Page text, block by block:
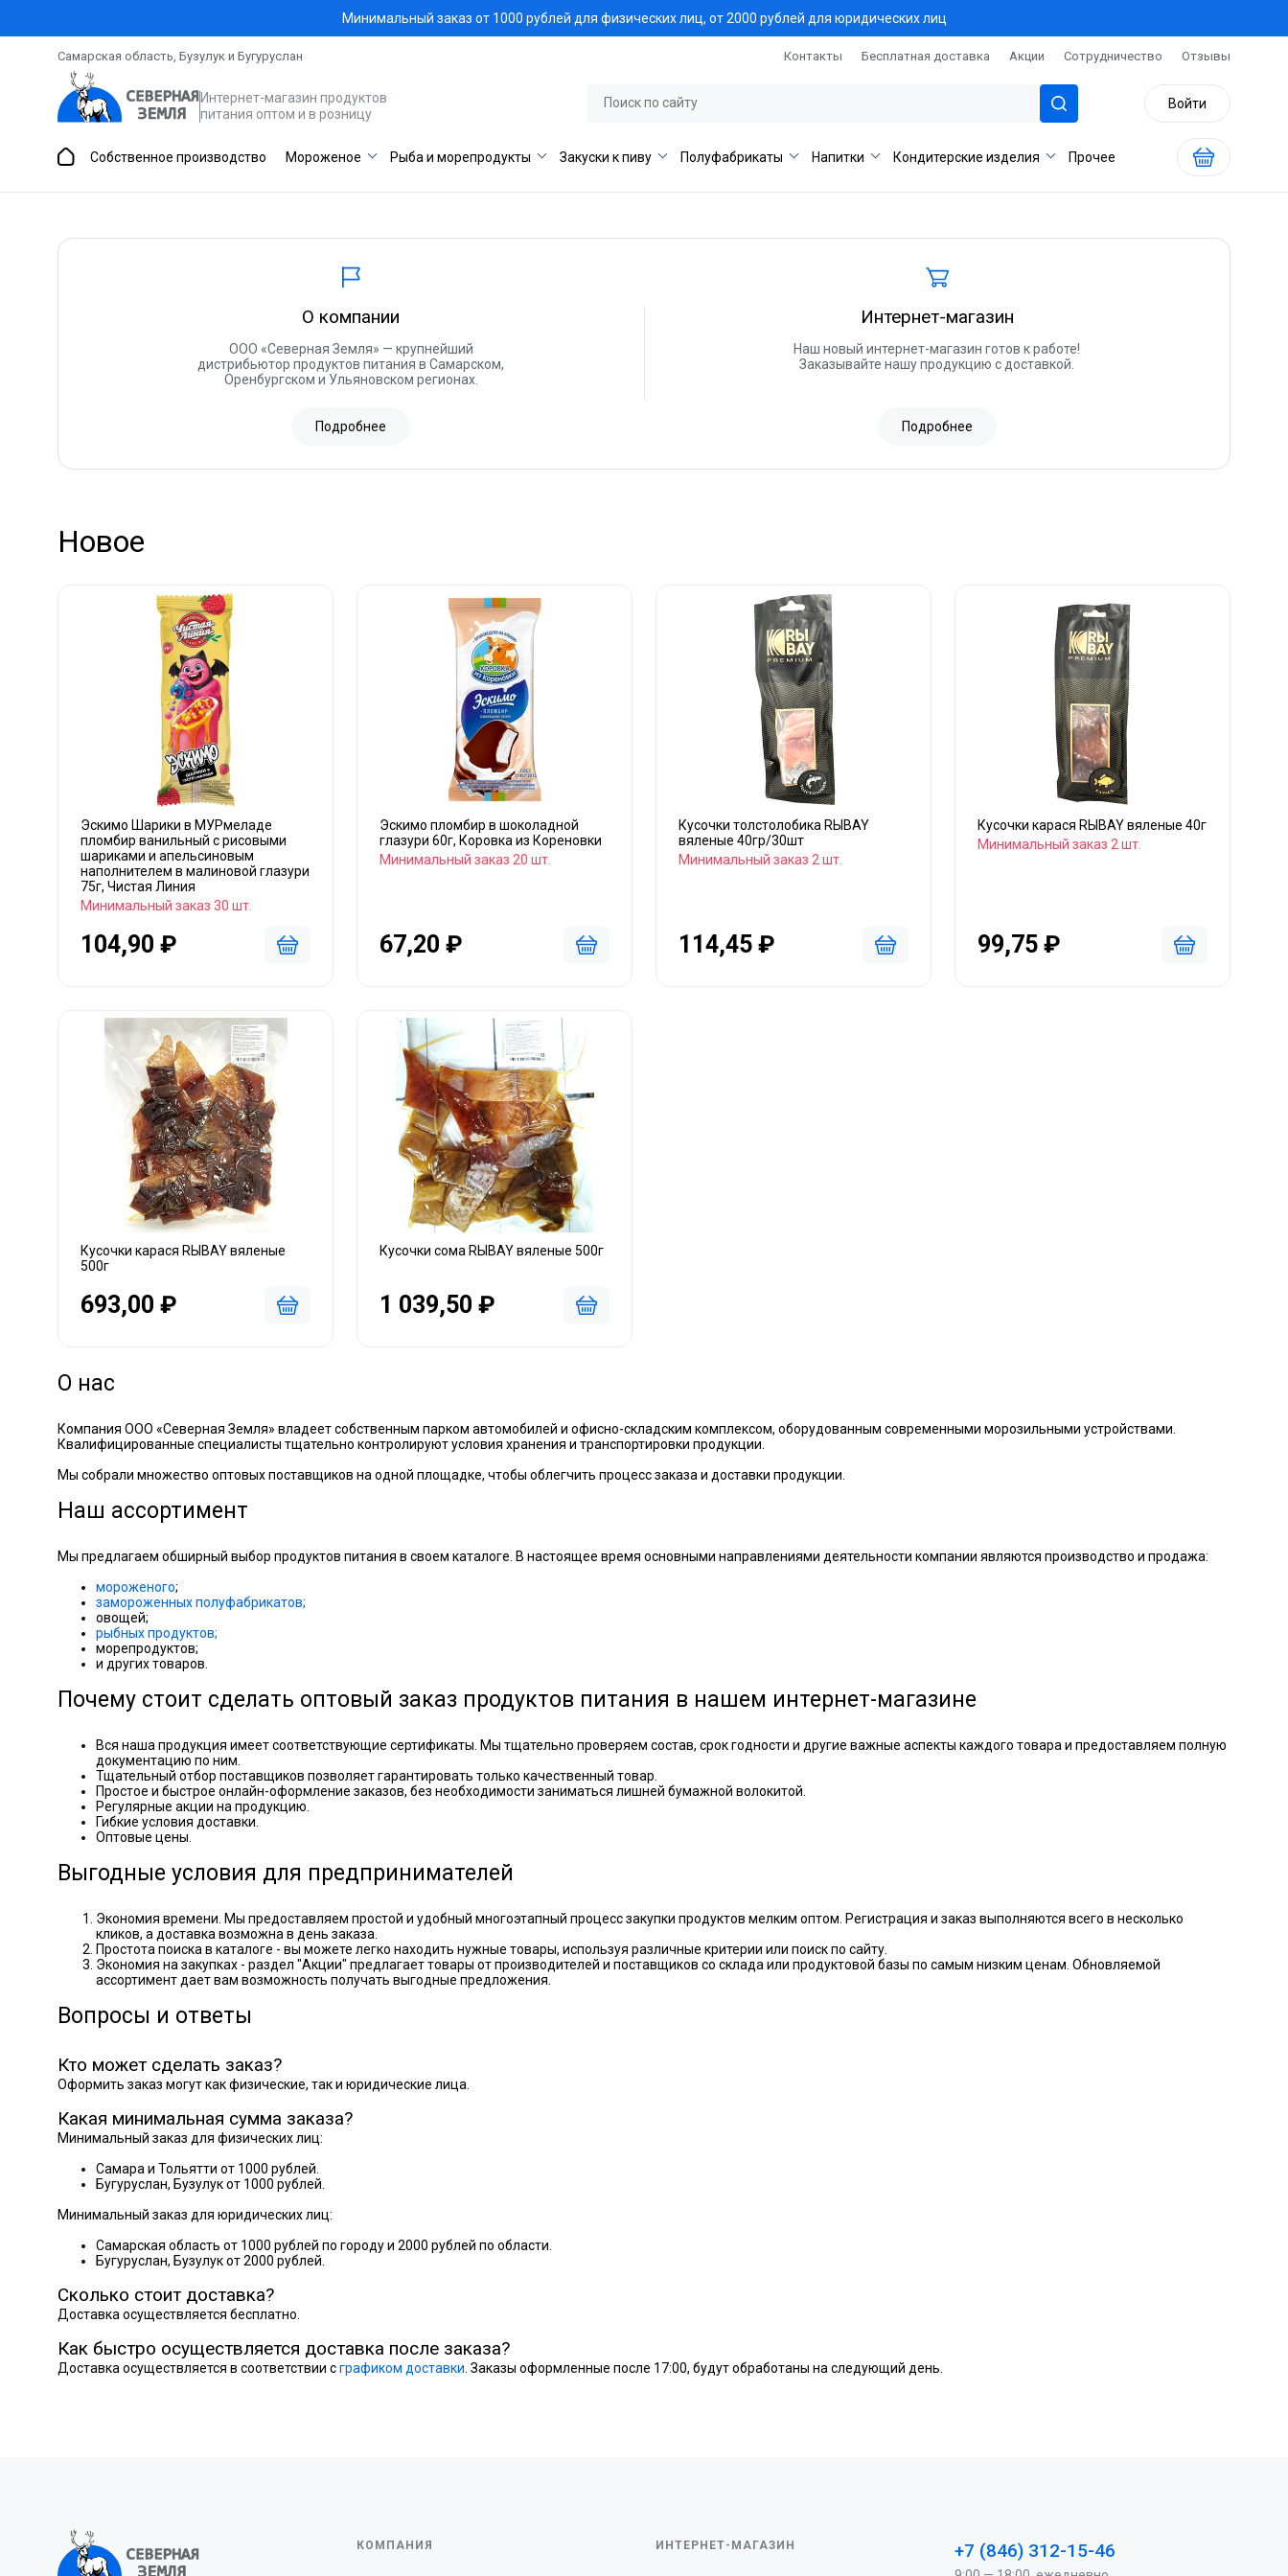
Минимальный заказ от 1000 рублей для физических лиц, от 2000 рублей для юридических лиц
Самарская область, Бузулук и Бугуруслан Контакты Бесплатная доставка Акции Сотрудничество Отзывы
Интернет-магазин продуктов
питания оптом и в розницу
Войти
Собственное производство Мороженое Рыба и морепродукты Закуски к пиву Полуфабрикаты Напитки Кондитерские изделия Прочее
О компании
ООО «Северная Земля» — крупнейший
дистрибьютор продуктов питания в Самарском,
Оренбургском и Ульяновском регионах.
Подробнее
Интернет-магазин
Наш новый интернет-магазин готов к работе!
Заказывайте нашу продукцию с доставкой.
Подробнее
Новое
Эскимо Шарики в МУРмеладе
пломбир ванильный с рисовыми
шариками и апельсиновым
наполнителем в малиновой глазури
75г, Чистая Линия
Минимальный заказ 30 шт.
104,90 ₽
Эскимо пломбир в шоколадной
глазури 60г, Коровка из Кореновки
Минимальный заказ 20 шт.
67,20 ₽
Кусочки толстолобика RЫBAY
вяленые 40гр/30шт
Минимальный заказ 2 шт.
114,45 ₽
Кусочки карася RЫBAY вяленые 40г
Минимальный заказ 2 шт.
99,75 ₽
Кусочки карася RЫBAY вяленые
500г
693,00 ₽
Кусочки сома RЫBAY вяленые 500г
1 039,50 ₽
О нас
Компания ООО «Северная Земля» владеет собственным парком автомобилей и офисно-складским комплексом, оборудованным современными морозильными устройствами.
Квалифицированные специалисты тщательно контролируют условия хранения и транспортировки продукции.
Мы собрали множество оптовых поставщиков на одной площадке, чтобы облегчить процесс заказа и доставки продукции.
Наш ассортимент
Мы предлагаем обширный выбор продуктов питания в своем каталоге. В настоящее время основными направлениями деятельности компании являются производство и продажа:
мороженого;
замороженных полуфабрикатов;
овощей;
рыбных продуктов;
морепродуктов;
и других товаров.
Почему стоит сделать оптовый заказ продуктов питания в нашем интернет-магазине
Вся наша продукция имеет соответствующие сертификаты. Мы тщательно проверяем состав, срок годности и другие важные аспекты каждого товара и предоставляем полную
документацию по ним.
Тщательный отбор поставщиков позволяет гарантировать только качественный товар.
Простое и быстрое онлайн-оформление заказов, без необходимости заниматься лишней бумажной волокитой.
Регулярные акции на продукцию.
Гибкие условия доставки.
Оптовые цены.
Выгодные условия для предпринимателей
Экономия времени. Мы предоставляем простой и удобный многоэтапный процесс закупки продуктов мелким оптом. Регистрация и заказ выполняются всего в несколько
кликов, а доставка возможна в день заказа.
Простота поиска в каталоге - вы можете легко находить нужные товары, используя различные критерии или поиск по сайту.
Экономия на закупках - раздел "Акции" предлагает товары от производителей и поставщиков со склада или продуктовой базы по самым низким ценам. Обновляемой
ассортимент дает вам возможность получать выгодные предложения.
Вопросы и ответы
Кто может сделать заказ?
Оформить заказ могут как физические, так и юридические лица.
Какая минимальная сумма заказа?
Минимальный заказ для физических лиц:
Самара и Тольятти от 1000 рублей.
Бугуруслан, Бузулук от 1000 рублей.
Минимальный заказ для юридических лиц:
Самарская область от 1000 рублей по городу и 2000 рублей по области.
Бугуруслан, Бузулук от 2000 рублей.
Сколько стоит доставка?
Доставка осуществляется бесплатно.
Как быстро осуществляется доставка после заказа?
Доставка осуществляется в соответствии сграфиком доставки . Заказы оформленные после 17:00, будут обработаны на следующий день.
КОМПАНИЯ ИНТЕРНЕТ-МАГАЗИН +7 (846) 312-15-46